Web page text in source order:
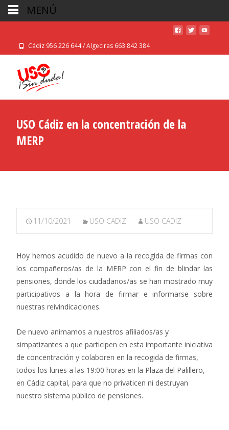
Cádiz 956 226 644 / Algeciras 663 842 384
USO Cádiz en la concentración de la
MERP
11/10/2021 USO CADIZ USO CADIZ
Hoy hemos acudido de nuevo a la recogida de firmas con
los compañeros/as de la MERP con el fin de blindar las
pensiones, donde los ciudadanos/as se han mostrado muy
participativos a la hora de firmar e informarse sobre
nuestras reivindicaciones.
De nuevo animamos a nuestros afiliados/as y
simpatizantes a que participen en esta importante iniciativa
de concentración y colaboren en la recogida de firmas,
todos los lunes a las 19:00 horas en la Plaza del Palillero,
en Cádiz capital, para que no privaticen ni destruyan
nuestro sistema público de pensiones.
MENÚ